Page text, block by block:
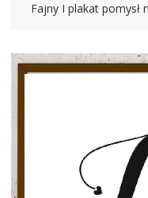
Fajny I plakat pomysł